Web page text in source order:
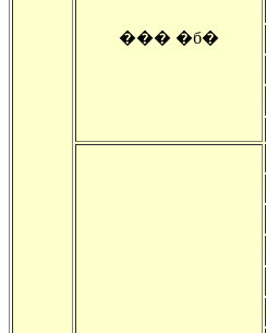
��� �б�